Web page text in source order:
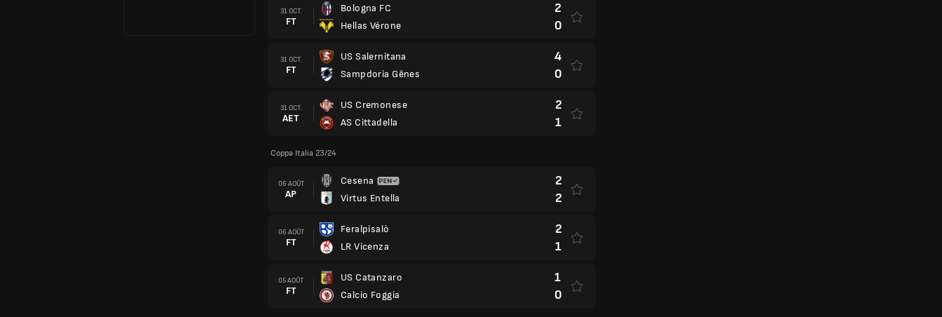
31 OCT.
FT
Bologna FC
Hellas Vérone
2
0
31 OCT.
FT
US Salernitana
Sampdoria Gênes
4
0
31 OCT.
AET
US Cremonese
AS Cittadella
2
1
Coppa Italia 23/24
06 AOÛT
AP
Cesena
Virtus Entella
2
2
06 AOÛT
FT
Feralpisalò
LR Vicenza
2
1
05 AOÛT
FT
US Catanzaro
Calcio Foggia
1
0